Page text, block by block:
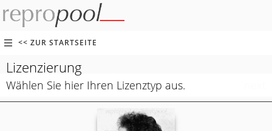
<< ZUR STARTSEITE
Lizenzierung
Wählen Sie hier Ihren Lizenztyp aus.